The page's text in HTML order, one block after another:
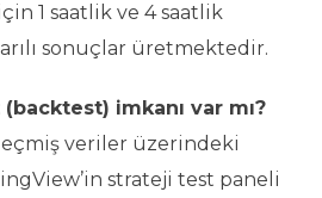
1 saatlik ve 4 saatlik
sonuçlar üretmektedir.
imkanı var mı?
veriler üzerindeki
strateji test paneli